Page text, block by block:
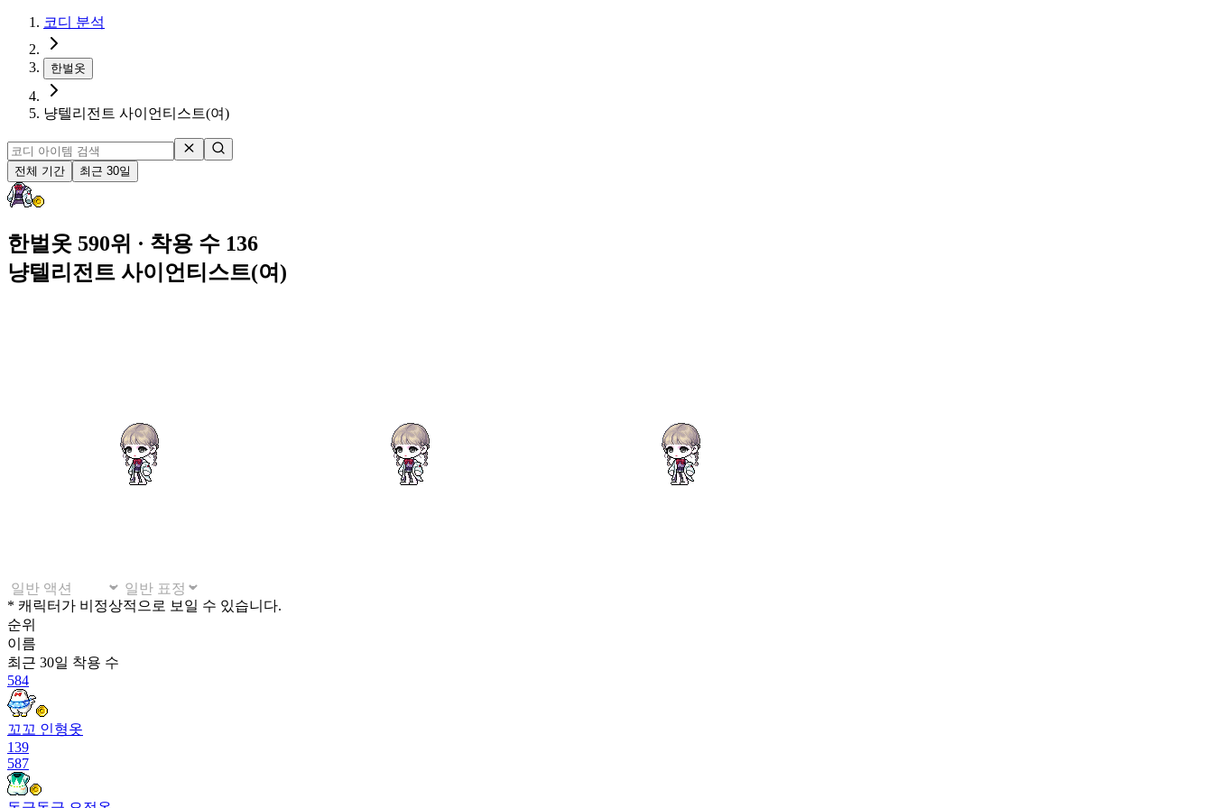
코디 분석
한벌옷
냥텔리전트 사이언티스트(여)
전체 기간 최근 30일
한벌옷 590위 · 착용 수 136
냥텔리전트 사이언티스트(여)
* 캐릭터가 비정상적으로 보일 수 있습니다.
순위
이름
최근 30일 착용 수
584
꼬꼬 인형옷
139
587